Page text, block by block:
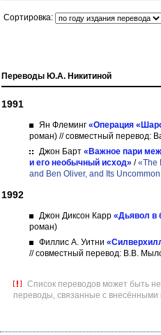
Сортировка:
Переводы Ю.А. Никитиной
1991
Ян Флеминг «Операция
роман) // совместный перевод:
Джон Барт «Важное пари
и его необычный исход» /«The
and Ben Oliver, and Its
1992
Джон Диксон Карр «Дьявол в
роман)
Филлис А. Уитни
// совместный перевод: В.В.
Список переводов может быть
переводы, связанные с внесёнными